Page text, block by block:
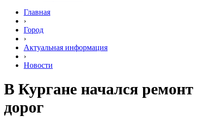
Главная
›
Город
›
Актуальная информация
›
Новости
В Кургане начался ремонт
дорог